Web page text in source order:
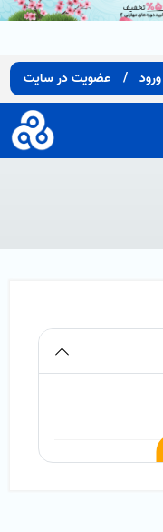
ورود / عضویت در سایت